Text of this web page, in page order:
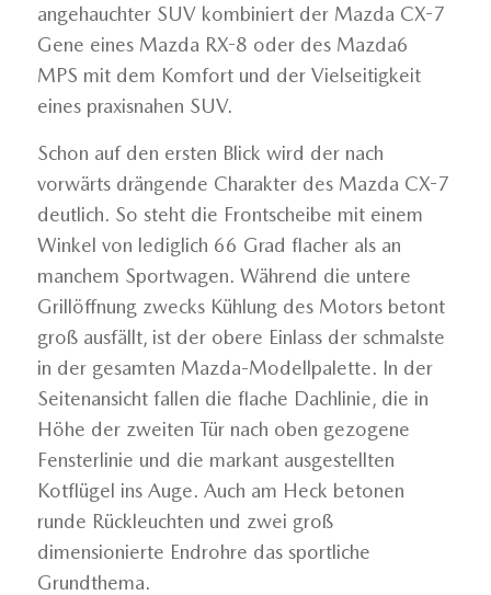
angehauchter SUV kombiniert der Mazda CX-7
Gene eines Mazda RX-8 oder des Mazda6
MPS mit dem Komfort und der Vielseitigkeit
eines praxisnahen SUV.
Schon auf den ersten Blick wird der nach
vorwärts drängende Charakter des Mazda CX-7
deutlich. So steht die Frontscheibe mit einem
Winkel von lediglich 66 Grad flacher als an
manchem Sportwagen. Während die untere
Grillöffnung zwecks Kühlung des Motors betont
groß ausfällt, ist der obere Einlass der schmalste
in der gesamten Mazda-Modellpalette. In der
Seitenansicht fallen die flache Dachlinie, die in
Höhe der zweiten Tür nach oben gezogene
Fensterlinie und die markant ausgestellten
Kotflügel ins Auge. Auch am Heck betonen
runde Rückleuchten und zwei groß
dimensionierte Endrohre das sportliche
Grundthema.